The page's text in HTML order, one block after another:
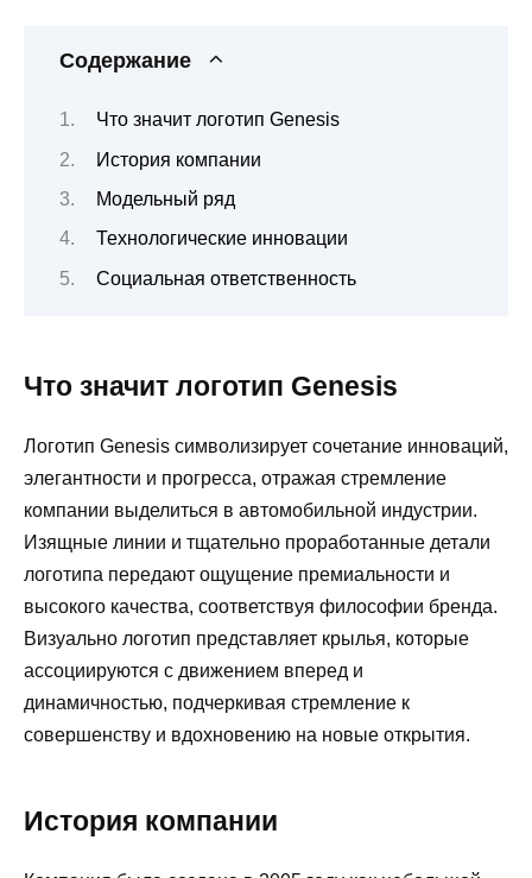
Содержание
Что значит логотип Genesis
История компании
Модельный ряд
Технологические инновации
Социальная ответственность
Что значит логотип Genesis
Логотип Genesis символизирует сочетание инноваций,
элегантности и прогресса, отражая стремление
компании выделиться в автомобильной индустрии.
Изящные линии и тщательно проработанные детали
логотипа передают ощущение премиальности и
высокого качества, соответствуя философии бренда.
Визуально логотип представляет крылья, которые
ассоциируются с движением вперед и
динамичностью, подчеркивая стремление к
совершенству и вдохновению на новые открытия.
История компании